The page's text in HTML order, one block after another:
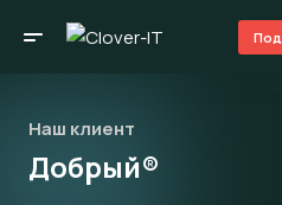
Наш клиент
Добрый®